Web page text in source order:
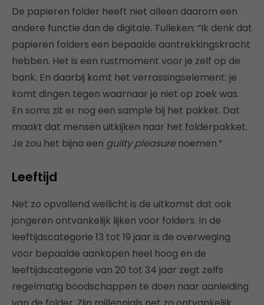
De papieren folder heeft niet alleen daarom een
andere functie dan de digitale. Tulleken: “Ik denk dat
papieren folders een bepaalde aantrekkingskracht
hebben. Het is een rustmoment voor je zelf op de
bank. En daarbij komt het verrassingselement: je
komt dingen tegen waarnaar je niet op zoek was.
En soms zit er nog een sample bij het pakket. Dat
maakt dat mensen uitkijken naar het folderpakket.
Je zou het bijna een guilty pleasurenoemen.”
Leeftijd
Net zo opvallend wellicht is de uitkomst dat ook
jongeren ontvankelijk lijken voor folders. In de
leeftijdscategorie 13 tot 19 jaar is de overweging
voor bepaalde aankopen heel hoog en de
leeftijdscategorie van 20 tot 34 jaar zegt zelfs
regelmatig boodschappen te doen naar aanleiding